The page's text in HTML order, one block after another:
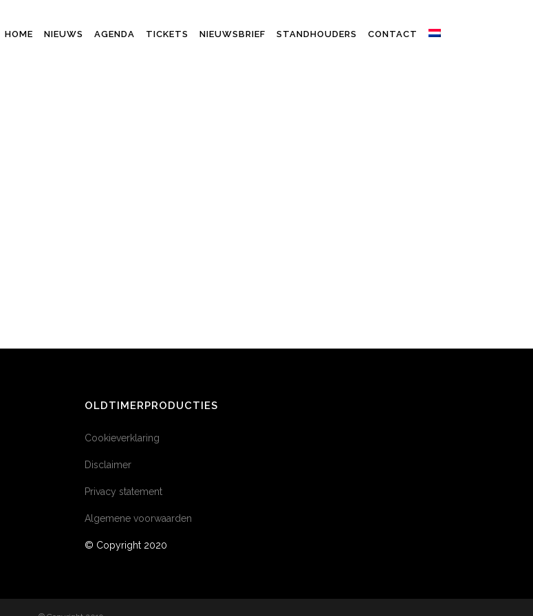
HOME NIEUWS AGENDA TICKETS NIEUWSBRIEF STANDHOUDERS CONTACT
OLDTIMERPRODUCTIES
Cookieverklaring
Disclaimer
Privacy statement
Algemene voorwaarden
© Copyright 2020